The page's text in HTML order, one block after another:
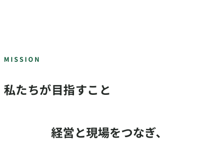
MISSION
私たちが目指すこと
経営と現場をつなぎ、